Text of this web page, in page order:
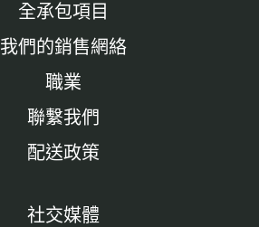
全承包項目
我們的銷售網絡
職業
聯繫我們
配送政策
社交媒體